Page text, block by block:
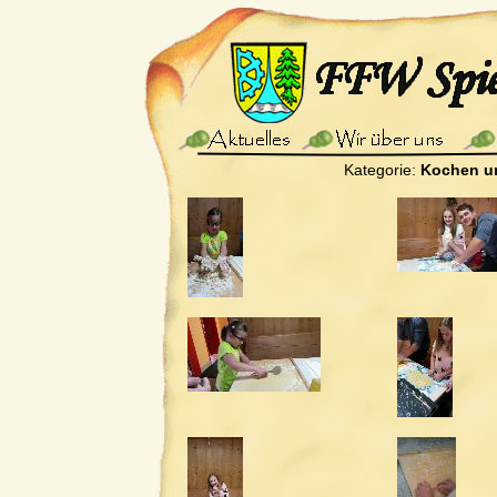
Kategorie: Kochen